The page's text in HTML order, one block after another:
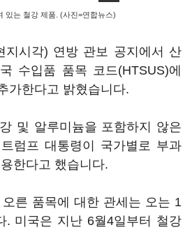
있는 철강 제품. (사진=연합뉴스)
지시각) 연방 관보 공지에서 산
수입품 품목 코드(HTSUS)에
가한다고 밝혔습니다.
및 알루미늄을 포함하지 않은
럼프 대통령이 국가별로 부과
한다고 했습니다.
른 품목에 대한 관세는 오는 1
. 미국은 지난 6월4일부터 철강